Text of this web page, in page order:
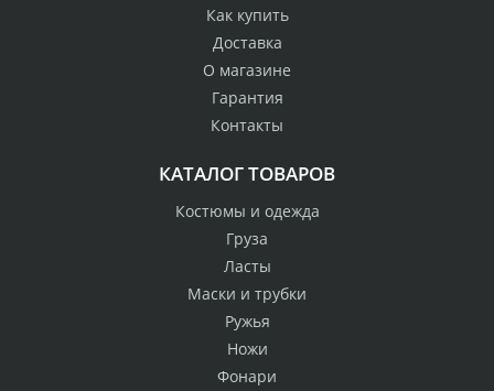
Как купить
Доставка
О магазине
Гарантия
Контакты
КАТАЛОГ ТОВАРОВ
Костюмы и одежда
Груза
Ласты
Маски и трубки
Ружья
Ножи
Фонари